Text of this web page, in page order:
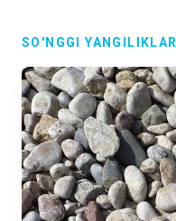
SO'NGGI YANGILIKLAR